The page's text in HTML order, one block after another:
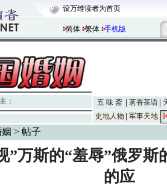
设万维读者为首页
简体 繁体 手机版
： 五 味 斋 茗香茶语
史地人物
军事天地
> 帖子
”万斯的“羞辱”俄罗斯
的应